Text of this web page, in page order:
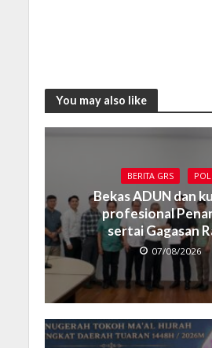
You may also like
BERITA GRS
Bekas ADUN dan
profesional
sertai Gagasan
07/08/2026